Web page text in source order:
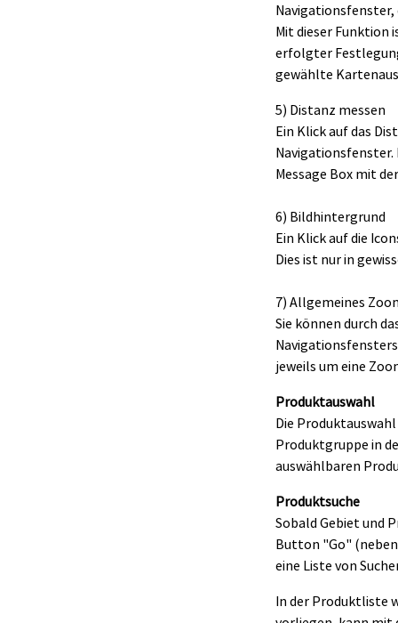
Mit dieser Funktion
erfolgter
gewählte
5) Distanz messen
Ein Klick auf das
Navigationsfenster.
Message Box mit
6) Bildhintergrund
Ein Klick auf die
Dies ist nur in
7) Allgemeines
Sie können durch
jeweils um eine
Produktauswahl
Die
Produktgruppe in
auswählbaren
Produktsuche
Sobald Gebiet und
Button "Go"
eine Liste von
In der Produktliste